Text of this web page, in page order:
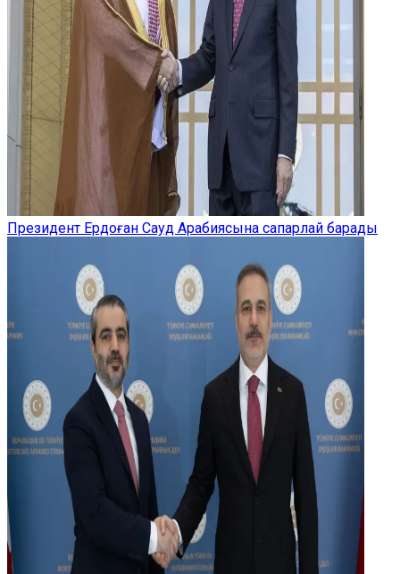
Президент Ердоған Сауд Арабиясына сапарлай барады